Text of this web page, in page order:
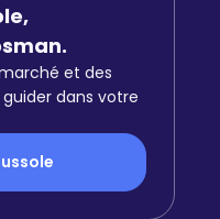
et des
dans votre